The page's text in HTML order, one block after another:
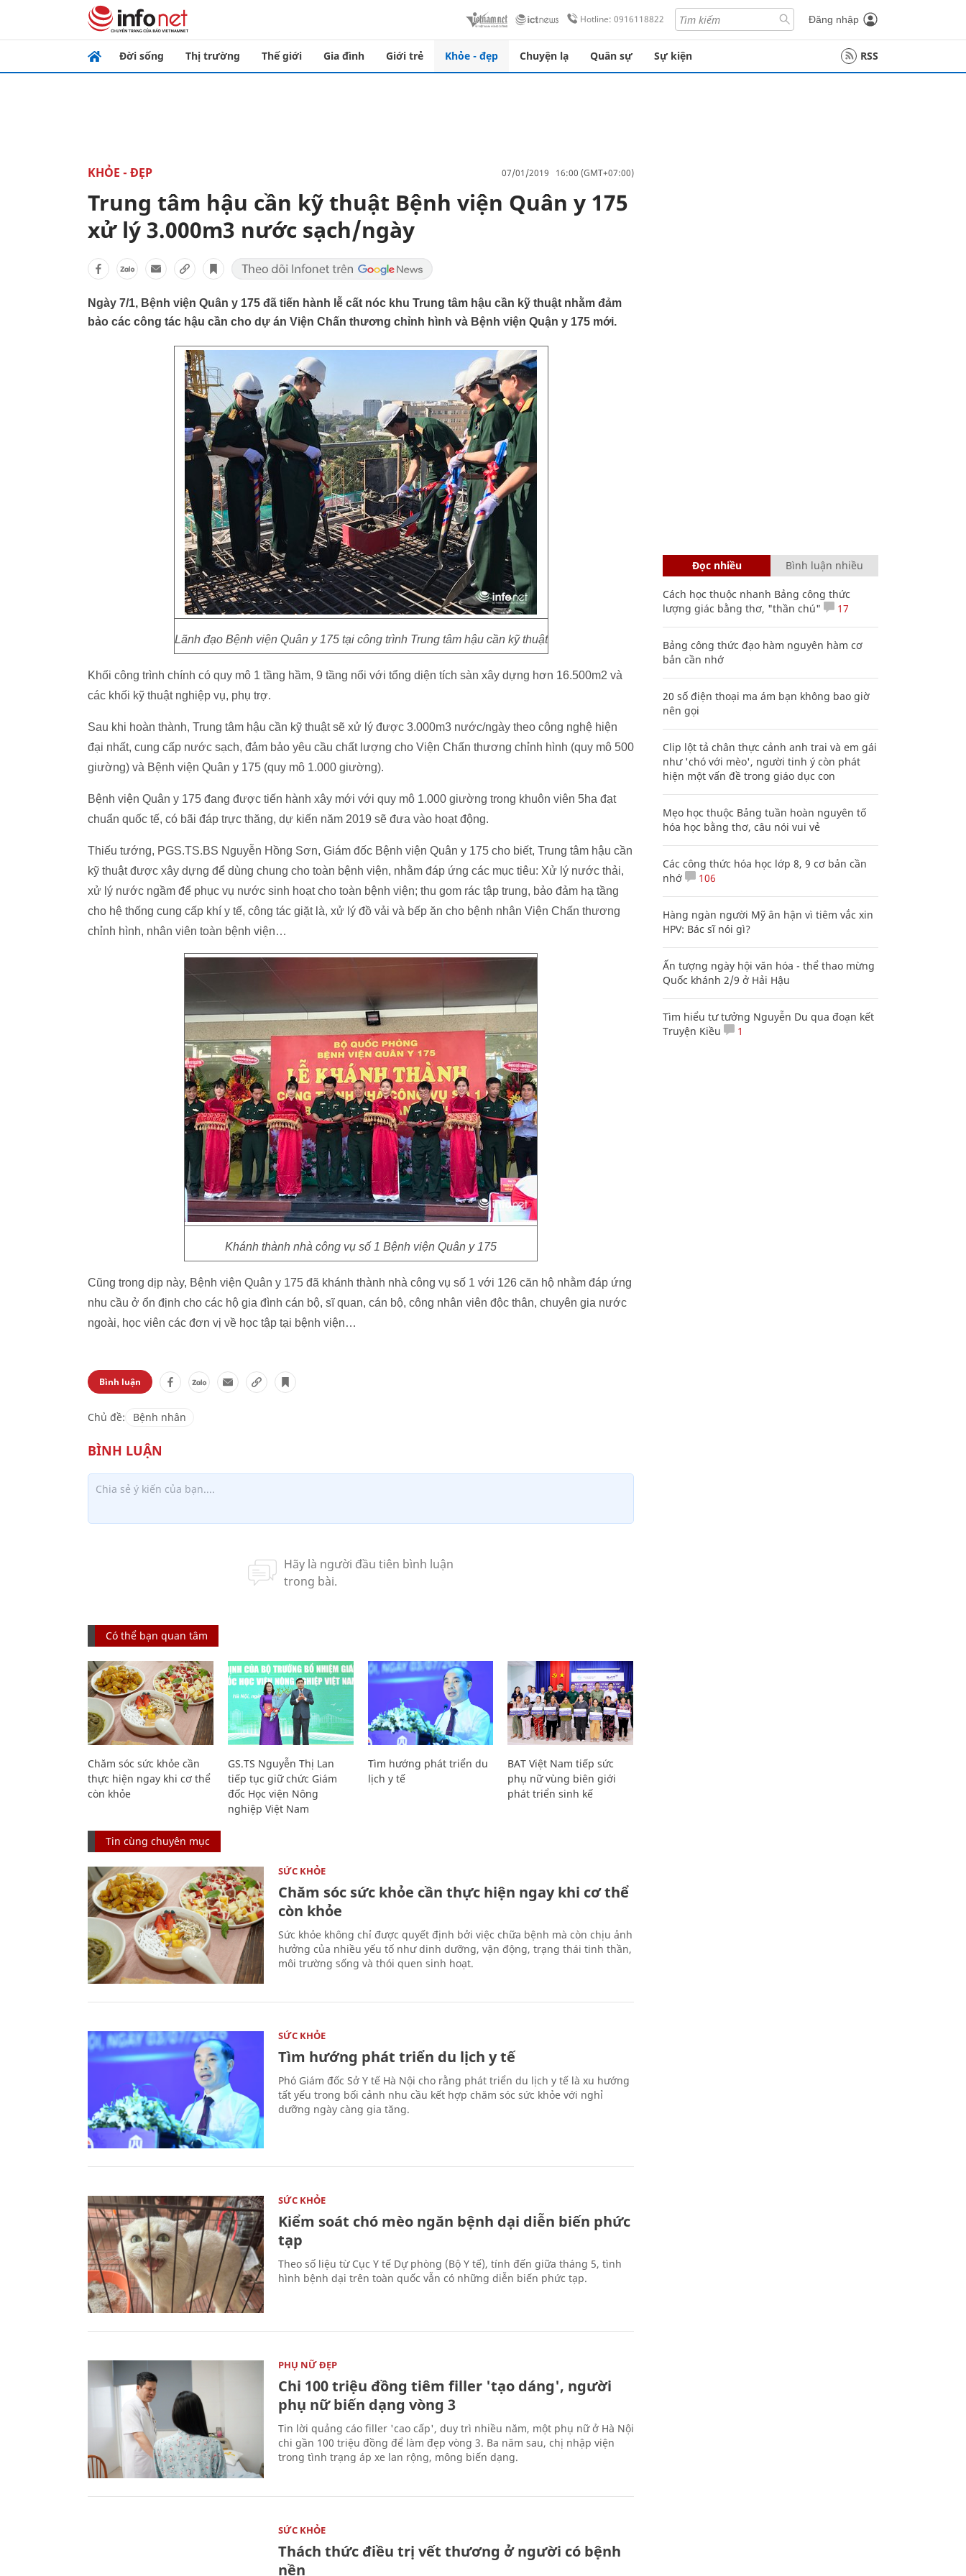
Hotline: 0916118822 Đăng nhập
Đời sống Thị trường Thế giới Gia đình Giới trẻ Khỏe - đẹp Chuyện lạ Quân sự Sự kiện RSS
KHỎE - ĐẸP 07/01/2019 16:00 (GMT+07:00)
Trung tâm hậu cần kỹ thuật Bệnh viện Quân y 175
xử lý 3.000m3 nước sạch/ngày
Ngày 7/1, Bệnh viện Quân y 175 đã tiến hành lễ cất nóc khu Trung tâm hậu cần kỹ thuật nhằm đảm
bảo các công tác hậu cần cho dự án Viện Chấn thương chỉnh hình và Bệnh viện Quận y 175 mới.
Lãnh đạo Bệnh viện Quân y 175 tại công trình Trung tâm hậu cần kỹ thuật
Khối công trình chính có quy mô 1 tầng hầm, 9 tầng nổi với tổng diện tích sàn xây dựng hơn 16.500m2 và
các khối kỹ thuật nghiệp vụ, phụ trợ.
Sau khi hoàn thành, Trung tâm hậu cần kỹ thuật sẽ xử lý được 3.000m3 nước/ngày theo công nghệ hiện
đại nhất, cung cấp nước sạch, đảm bảo yêu cầu chất lượng cho Viện Chấn thương chỉnh hình (quy mô 500
giường) và Bệnh viện Quân y 175 (quy mô 1.000 giường).
Bệnh viện Quân y 175 đang được tiến hành xây mới với quy mô 1.000 giường trong khuôn viên 5ha đạt
chuẩn quốc tế, có bãi đáp trực thăng, dự kiến năm 2019 sẽ đưa vào hoạt động.
Thiếu tướng, PGS.TS.BS Nguyễn Hồng Sơn, Giám đốc Bệnh viện Quân y 175 cho biết, Trung tâm hậu cần
kỹ thuật được xây dựng để dùng chung cho toàn bệnh viện, nhằm đáp ứng các mục tiêu: Xử lý nước thải,
xử lý nước ngầm để phục vụ nước sinh hoạt cho toàn bệnh viện; thu gom rác tập trung, bảo đảm hạ tầng
cho hệ thống cung cấp khí y tế, công tác giặt là, xử lý đồ vải và bếp ăn cho bệnh nhân Viện Chấn thương
chỉnh hình, nhân viên toàn bệnh viện…
Khánh thành nhà công vụ số 1 Bệnh viện Quân y 175
Cũng trong dịp này, Bệnh viện Quân y 175 đã khánh thành nhà công vụ số 1 với 126 căn hộ nhằm đáp ứng
nhu cầu ở ổn định cho các hộ gia đình cán bộ, sĩ quan, cán bộ, công nhân viên độc thân, chuyên gia nước
ngoài, học viên các đơn vị về học tập tại bệnh viện…
Bình luận
Chủ đề: Bệnh nhân
Có thể bạn quan tâm
Chăm sóc sức khỏe cần
thực hiện ngay khi cơ thể
còn khỏe
GS.TS Nguyễn Thị Lan
tiếp tục giữ chức Giám
đốc Học viện Nông
nghiệp Việt Nam
Tìm hướng phát triển du
lịch y tế
BAT Việt Nam tiếp sức
phụ nữ vùng biên giới
phát triển sinh kế
Tin cùng chuyên mục
SỨC KHỎE
Chăm sóc sức khỏe cần thực hiện ngay khi cơ thể
còn khỏe
Sức khỏe không chỉ được quyết định bởi việc chữa bệnh mà còn chịu ảnh
hưởng của nhiều yếu tố như dinh dưỡng, vận động, trạng thái tinh thần,
môi trường sống và thói quen sinh hoạt.
SỨC KHỎE
Tìm hướng phát triển du lịch y tế
Phó Giám đốc Sở Y tế Hà Nội cho rằng phát triển du lịch y tế là xu hướng
tất yếu trong bối cảnh nhu cầu kết hợp chăm sóc sức khỏe với nghỉ
dưỡng ngày càng gia tăng.
SỨC KHỎE
Kiểm soát chó mèo ngăn bệnh dại diễn biến phức
tạp
Theo số liệu từ Cục Y tế Dự phòng (Bộ Y tế), tính đến giữa tháng 5, tình
hình bệnh dại trên toàn quốc vẫn có những diễn biến phức tạp.
PHỤ NỮ ĐẸP
Chi 100 triệu đồng tiêm filler 'tạo dáng', người
phụ nữ biến dạng vòng 3
Tin lời quảng cáo filler 'cao cấp', duy trì nhiều năm, một phụ nữ ở Hà Nội
chi gần 100 triệu đồng để làm đẹp vòng 3. Ba năm sau, chị nhập viện
trong tình trạng áp xe lan rộng, mông biến dạng.
SỨC KHỎE
Thách thức điều trị vết thương ở người có bệnh
nền
Đọc nhiều Bình luận nhiều
Cách học thuộc nhanh Bảng công thức
lượng giác bằng thơ, "thần chú"
17
Bảng công thức đạo hàm nguyên hàm cơ
bản cần nhớ
20 số điện thoại ma ám bạn không bao giờ
nên gọi
Clip lột tả chân thực cảnh anh trai và em gái
như 'chó với mèo', người tinh ý còn phát
hiện một vấn đề trong giáo dục con
Mẹo học thuộc Bảng tuần hoàn nguyên tố
hóa học bằng thơ, câu nói vui vẻ
Các công thức hóa học lớp 8, 9 cơ bản cần
nhớ
106
Hàng ngàn người Mỹ ân hận vì tiêm vắc xin
HPV: Bác sĩ nói gì?
Ấn tượng ngày hội văn hóa - thể thao mừng
Quốc khánh 2/9 ở Hải Hậu
Tìm hiểu tư tưởng Nguyễn Du qua đoạn kết
Truyện Kiều
1